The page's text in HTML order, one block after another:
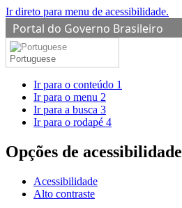
Ir direto para menu de acessibilidade.
Portal do Governo Brasileiro
Portuguese
Ir para o conteúdo 1
Ir para o menu 2
Ir para a busca 3
Ir para o rodapé 4
Opções de acessibilidade
Acessibilidade
Alto contraste